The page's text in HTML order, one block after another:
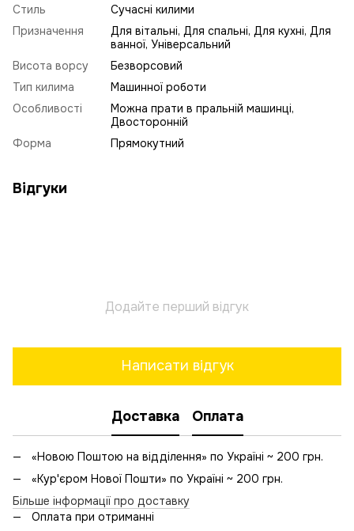
Стиль
Сучасні килими
Призначення
Для вітальні, Для спальні, Для кухні, Для
ванної, Універсальний
Висота ворсу
Безворсовий
Тип килима
Машинної роботи
Особливості
Можна прати в пральній машинці,
Двосторонній
Форма
Прямокутний
Відгуки
Додайте перший відгук
Написати відгук
Доставка Оплата
«Новою Поштою на відділення» по Україні ~ 200 грн.
«Кур'єром Нової Пошти» по Україні ~ 200 грн.
Більше інформації про доставку
Оплата при отриманні